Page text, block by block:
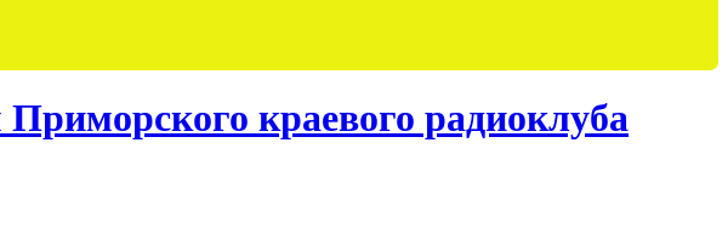
краевого радиоклуба